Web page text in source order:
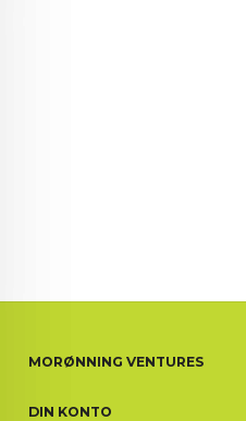
MORØNNING VENTURES
DIN KONTO